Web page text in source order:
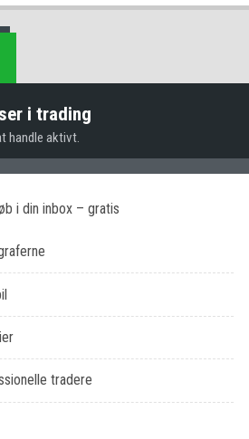
i trading
handle aktivt.
i din inbox – gratis
tradere